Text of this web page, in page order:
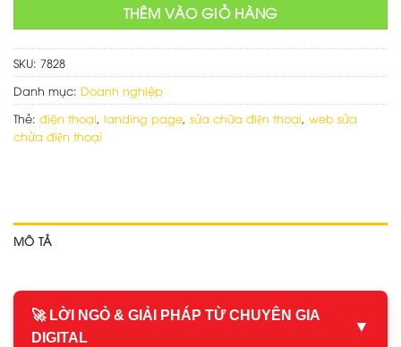
THÊM VÀO GIỎ HÀNG
SKU: 7828
Danh mục: Doanh nghiệp
Thẻ: điện thoại landing page sửa chữa điện thoại web sửa
chửa điện thoại
MÔ TẢ
🚀 LỜI NGỎ & GIẢI PHÁP TỪ CHUYÊN GIA
DIGITAL
▼